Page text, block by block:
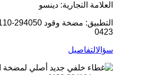
العلامة التجارية: دينسو
0423
سؤالالتفاصيل